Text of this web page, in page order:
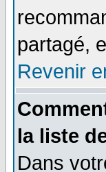
partagé,
Revenir
la liste
Dans